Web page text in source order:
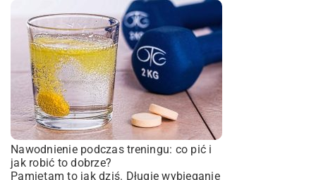
Nawodnienie podczas treningu: co pić i
jak robić to dobrze?
Pamiętam to jak dziś. Długie wybieganie